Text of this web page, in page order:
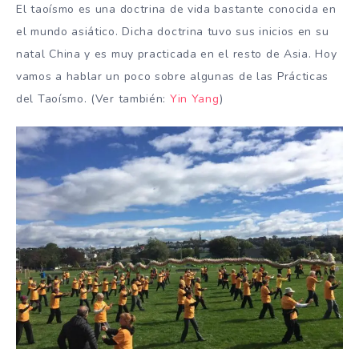
El taoísmo es una doctrina de vida bastante conocida en
el mundo asiático. Dicha doctrina tuvo sus inicios en su
natal China y es muy practicada en el resto de Asia. Hoy
vamos a hablar un poco sobre algunas de las Prácticas
del Taoísmo. (Ver también: Yin Yang)